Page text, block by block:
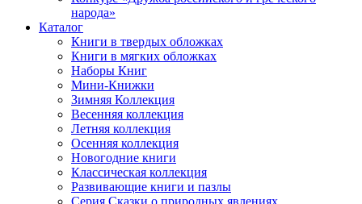
народа»
Каталог
Книги в твердых обложках
Книги в мягких обложках
Наборы Книг
Мини-Книжки
Зимняя Коллекция
Весенняя коллекция
Летняя коллекция
Осенняя коллекция
Новогодние книги
Классическая коллекция
Развивающие книги и пазлы
Серия Сказки о природных явлениях